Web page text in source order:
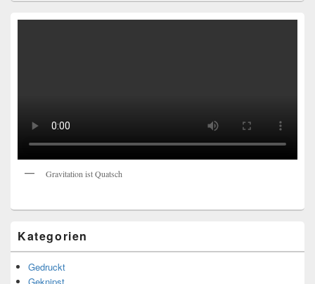
Gravitation ist Quatsch
Kategorien
Gedruckt